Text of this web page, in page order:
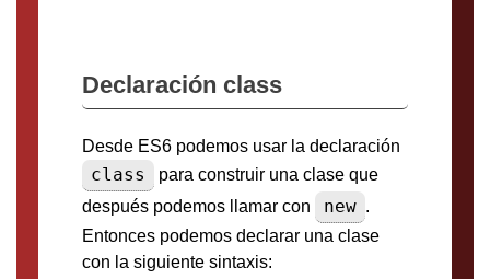
Declaración class
Desde ES6 podemos usar la declaración
class
para construir una clase que
después podemos llamar con
new .
Entonces podemos declarar una clase
con la siguiente sintaxis: